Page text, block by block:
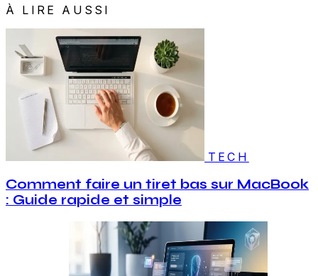
À LIRE AUSSI
TECH
Comment faire un tiret bas sur MacBook
: Guide rapide et simple